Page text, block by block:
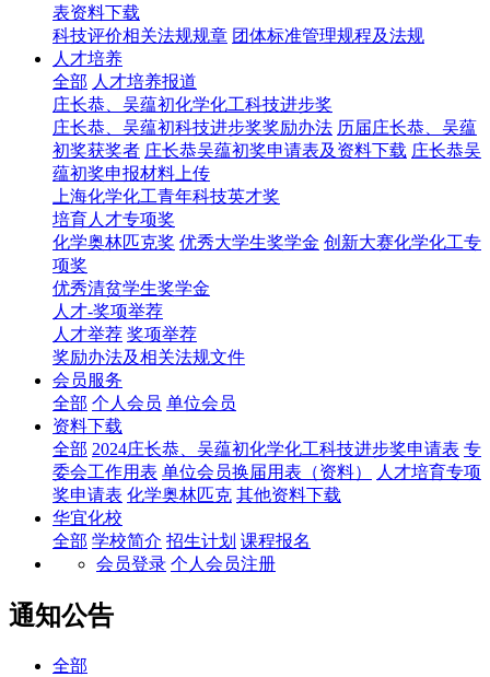
表资料下载
科技评价相关法规规章 团体标准管理规程及法规
人才培养
全部 人才培养报道
庄长恭、吴蕴初化学化工科技进步奖
庄长恭、吴蕴初科技进步奖奖励办法 历届庄长恭、吴蕴
初奖获奖者 庄长恭吴蕴初奖申请表及资料下载 庄长恭吴
蕴初奖申报材料上传
上海化学化工青年科技英才奖
培育人才专项奖
化学奥林匹克奖 优秀大学生奖学金 创新大赛化学化工专
项奖
优秀清贫学生奖学金
人才-奖项举荐
人才举荐 奖项举荐
奖励办法及相关法规文件
会员服务
全部 个人会员 单位会员
资料下载
全部 2024庄长恭、吴蕴初化学化工科技进步奖申请表 专
委会工作用表 单位会员换届用表（资料）
人才培育专项
奖申请表 化学奥林匹克 其他资料下载
华宜化校
全部 学校简介 招生计划 课程报名
会员登录 个人会员注册
通知公告
全部